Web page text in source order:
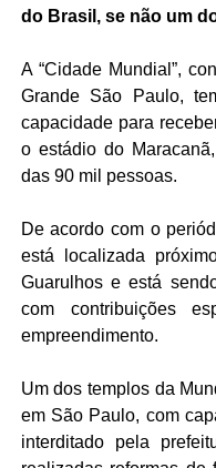
do Brasil, se não um
A “Cidade Mundial”,
Grande São Paulo,
capacidade para
o estádio do
das 90 mil pessoas.
De acordo com o
está localizada
Guarulhos e está
com contribuições
empreendimento.
Um dos templos da
em São Paulo, com
interditado pela